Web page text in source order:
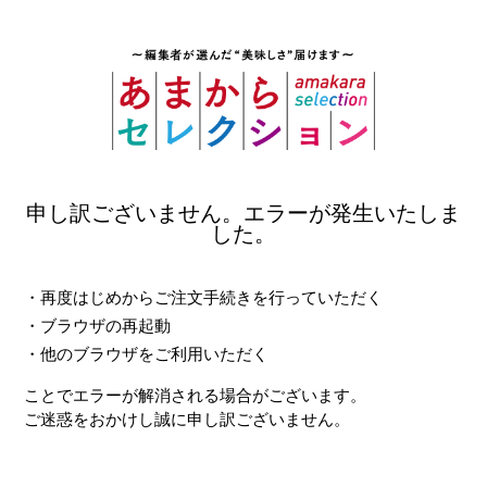
申し訳ございません。 エラーが発生いたしま
した。
・再度はじめからご注文手続きを行っていただく
・ブラウザの再起動
・他のブラウザをご利用いただく
ことでエラーが解消される場合がございます。
ご迷惑をおかけし誠に申し訳ございません。